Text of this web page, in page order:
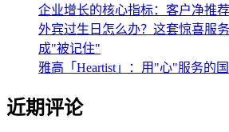
企业增长的核心指标：客户净推荐
外宾过生日怎么办？这套惊喜服
成"被记住"
雅高「Heartist」：用"心"服务的
近期评论